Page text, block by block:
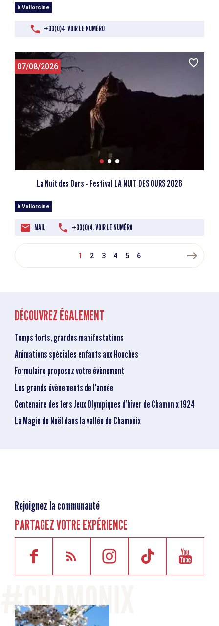
à Vallorcine
+33(0)4. VOIR LE NUMÉRO
07/08/2026
La Nuit des Ours - Festival LA NUIT DES OURS 2026
à Vallorcine
MAIL +33(0)4. VOIR LE NUMÉRO
1 2 3 4 5 6 east
DÉCOUVREZ ÉGALEMENT
Temps forts, grandes manifestations
Animations spéciales enfants aux Houches
Formulaire proposez votre évènement
Les grands évènements de l'année
Centenaire des 1ers Jeux Olympiques d’hiver de Chamonix 1924
La Magie de Noël dans la vallée de Chamonix
Rejoignez la communauté
PARTAGEZ VOTRE EXPÉRIENCE